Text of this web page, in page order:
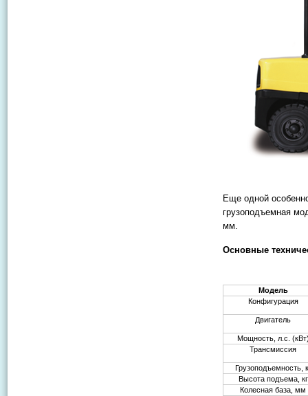
Еще одной
грузоподъемная
мм.
Основные
Модель
Конфигурация
Двигатель
Мощность, л.с.
Трансмиссия
Грузоподъемность,
Высота подъема, кг
Колесная база, мм